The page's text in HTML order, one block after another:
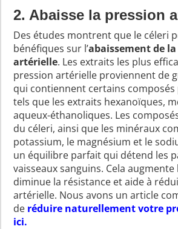
2. Abaisse la pression
Des études montrent que le céleri
bénéfiques sur l’abaissement de
artérielle. Les extraits les plus
pression artérielle proviennent de
qui contiennent certains
tels que les extraits hexanoïques,
aqueux-éthanoliques. Les
du céleri, ainsi que les minéraux
potassium, le magnésium et le
un équilibre parfait qui détend les
vaisseaux sanguins. Cela
diminue la résistance et aide à
artérielle. Nous avons un article
de réduire naturellement votre
ici.